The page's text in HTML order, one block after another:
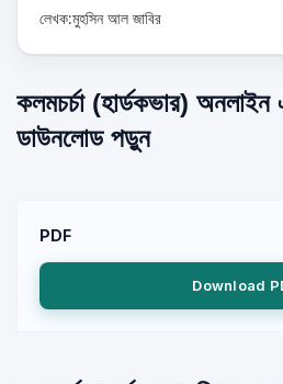
লেখক:মুহসিন আল জাবির
কলমচর্চা (হার্ডকভার) অনলাইন
ডাউনলোড পড়ুন
PDF
Download